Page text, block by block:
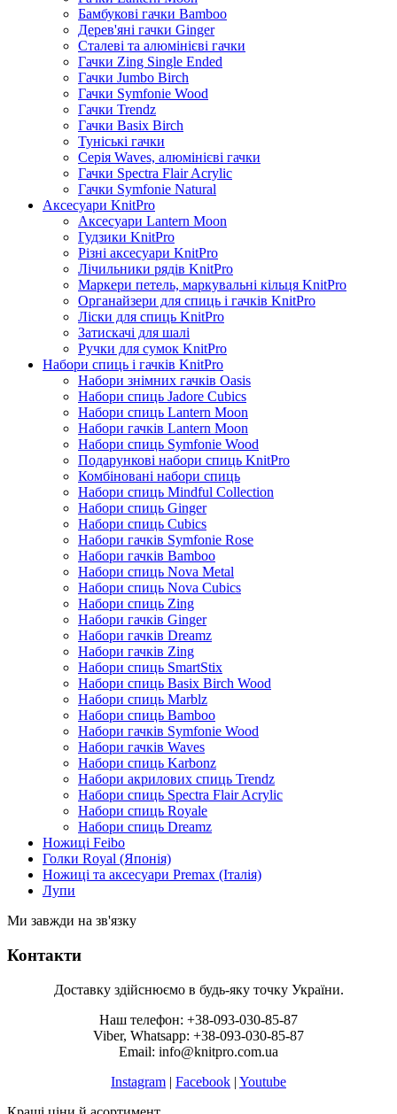
Бамбукові гачки Bamboo
Дерев'яні гачки Ginger
Сталеві та алюмінієві гачки
Гачки Zing Single Ended
Гачки Jumbo Birch
Гачки Symfonie Wood
Гачки Trendz
Гачки Basix Birch
Туніські гачки
Серія Waves, алюмінієві гачки
Гачки Spectra Flair Acrylic
Гачки Symfonie Natural
Аксесуари KnitPro
Аксесуари Lantern Moon
Гудзики KnitPro
Різні аксесуари KnitPro
Лічильники рядів KnitPro
Маркери петель, маркувальні кільця KnitPro
Органайзери для спиць і гачків KnitPro
Ліски для спиць KnitPro
Затискачі для шалі
Ручки для сумок KnitPro
Набори спиць і гачків KnitPro
Набори знімних гачків Oasis
Набори спиць Jadore Cubics
Набори спиць Lantern Moon
Набори гачків Lantern Moon
Набори спиць Symfonie Wood
Подарункові набори спиць KnitPro
Комбіновані набори спиць
Набори спиць Mindful Collection
Набори спиць Ginger
Набори спиць Cubics
Набори гачків Symfonie Rose
Набори гачків Bamboo
Набори спиць Nova Metal
Набори спиць Nova Cubics
Набори спиць Zing
Набори гачків Ginger
Набори гачків Dreamz
Набори гачків Zing
Набори спиць SmartStix
Набори спиць Basix Birch Wood
Набори спиць Marblz
Набори спиць Bamboo
Набори гачків Symfonie Wood
Набори гачків Waves
Набори спиць Karbonz
Набори акрилових спиць Trendz
Набори спиць Spectra Flair Acrylic
Набори спиць Royale
Набори спиць Dreamz
Ножиці Feibo
Голки Royal (Японія)
Ножиці та аксесуари Premax (Італія)
Лупи
Ми завжди на зв'язку
Контакти
Доставку здійснюємо в будь-яку точку України.
Наш телефон: +38-093-030-85-87
Viber, Whatsapp: +38-093-030-85-87
Email: info@knitpro.com.ua
Instagram | Facebook | Youtube